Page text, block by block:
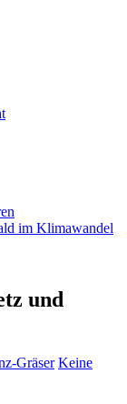
im Klimawandel
und
Gräser Keine